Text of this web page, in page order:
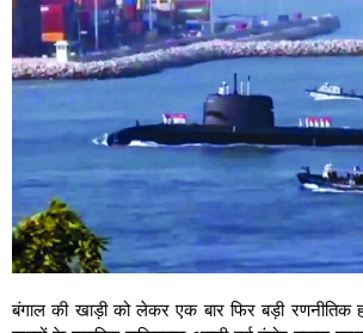
बंगाल की खाड़ी को लेकर एक बार फिर बड़ी